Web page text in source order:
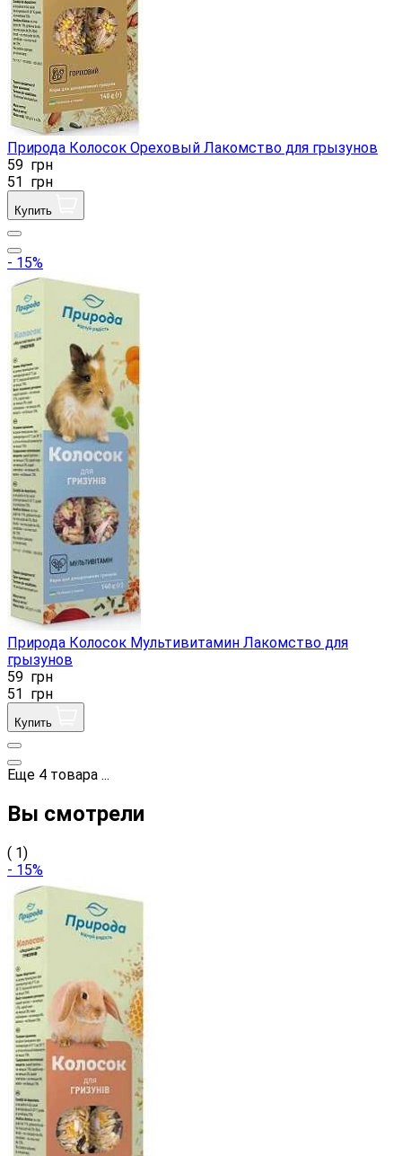
Природа Колосок Ореховый Лакомство для грызунов
59 грн
51
грн
Купить
- 15%
Природа Колосок Мультивитамин Лакомство для
грызунов
59 грн
51
грн
Купить
Еще 4 товара ...
Вы смотрели
( 1)
- 15%